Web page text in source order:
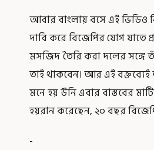
আবার বাংলায় বসে এই ভিডিও
দাবি করে বিজেপির যোগ যাতে
মসজিদ তৈরি করা দলের সঙ্গে
তাই থাকবেন। আর এই
মনে হয় উনি এবার বাস্তবের
হয়রান করেছেন, ২০ বছর
-